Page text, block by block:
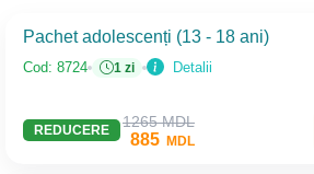
Pachet adolescenți (13 - 18 ani)
Cod: 8724 1 zi Detalii
REDUCERE 1265 MDL
885 MDL